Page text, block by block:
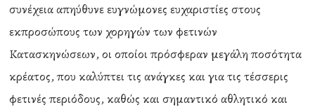
συνέχεια απηύθυνε ευγνώμονες ευχαριστίες στους
εκπροσώπους των χορηγών των φετινών
Κατασκηνώσεων, οι οποίοι πρόσφεραν μεγάλη ποσότητα
κρέατος, που καλύπτει τις ανάγκες και για τις τέσσερις
φετινές περιόδους, καθώς και σημαντικό αθλητικό και